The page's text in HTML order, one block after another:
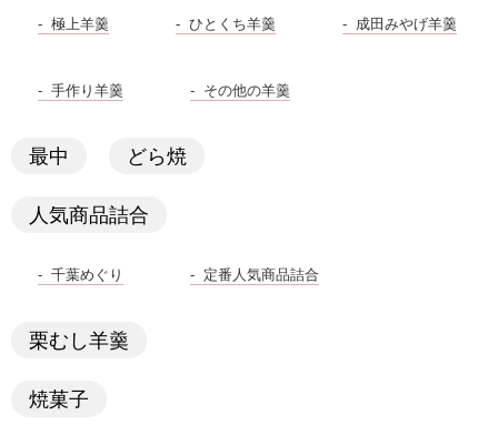
極上羊羹 ひとくち羊羹 成田みやげ羊羹
手作り羊羹 その他の羊羹
最中 どら焼
人気商品詰合
千葉めぐり 定番人気商品詰合
栗むし羊羹
焼菓子